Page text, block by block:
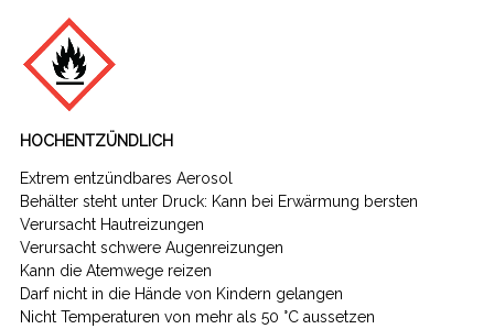
HOCHENTZÜNDLICH
Extrem entzündbares Aerosol
Behälter steht unter Druck: Kann bei Erwärmung bersten
Verursacht Hautreizungen
Verursacht schwere Augenreizungen
Kann die Atemwege reizen
Darf nicht in die Hände von Kindern gelangen
Nicht Temperaturen von mehr als 50 °C aussetzen